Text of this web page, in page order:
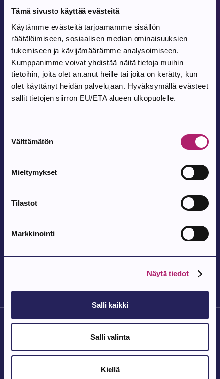
Tämä sivusto käyttää evästeitä
Käytämme evästeitä tarjoamamme sisällön
räätälöimiseen, sosiaalisen median ominaisuuksien
tukemiseen ja kävijämäärämme analysoimiseen.
Kumppanimme voivat yhdistää näitä tietoja muihin
tietoihin, joita olet antanut heille tai joita on kerätty, kun
olet käyttänyt heidän palvelujaan. Hyväksymällä evästeet
sallit tietojen siirron EU/ETA alueen ulkopuolelle.
valinta
Välttämätön
Mieltymykset
Tilastot
Markkinointi
Näytä tiedot
Salli kaikki
Salli valinta
Kiellä
Jaa
Tulevat tapahtumat
Tapahtuma alkaa:
12.8.2026
Bingo
Tapahtuma alkaa:
14.8.2026